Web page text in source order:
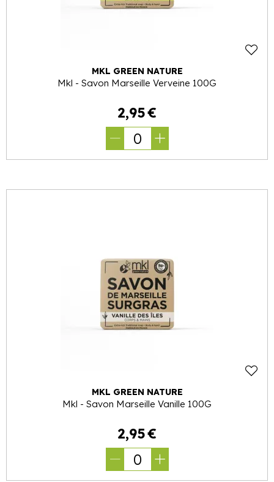
MKL GREEN NATURE
Mkl - Savon Marseille Verveine 100G
2,95€
0
MKL GREEN NATURE
Mkl - Savon Marseille Vanille 100G
2,95€
0